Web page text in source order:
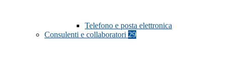
Telefono e posta elettronica
Consulenti e collaboratori 29